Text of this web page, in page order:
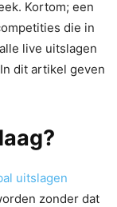
Kortom; een
die in
live uitslagen
dit artikel geven
uitslagen
zonder dat